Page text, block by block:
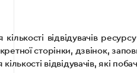
відвідувачів
сторінки, дзвінок,
відвідувачів, які